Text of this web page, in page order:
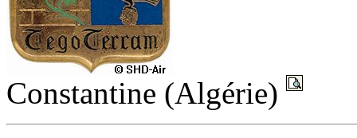
Constantine (Algérie)